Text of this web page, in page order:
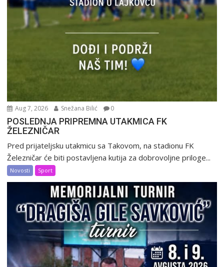
Aug 7, 2026 Snežana Bilić 0
POSLEDNJA PRIPREMNA UTAKMICA FK
ŽELEZNIČAR
Pred prijateljsku utakmicu sa Takovom, na stadionu FK
Železničar će biti postavljena kutija za dobrovoljne priloge...
Novosti Sport